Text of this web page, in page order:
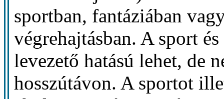
sportban, fantáziában
végrehajtásban. A sport
levezető hatású lehet, de
hosszútávon. A sportot